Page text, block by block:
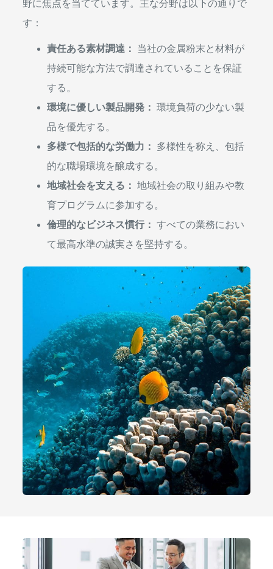
野に焦点を当てています。主な分野は以下の通りで
す：
責任ある素材調達：
当社の金属粉末と材料が
持続可能な方法で調達されていることを保証
する。
環境に優しい製品開発： 環境負荷の少ない製
品を優先する。
多様で包括的な労働力：
多様性を称え、包括
的な職場環境を醸成する。
地域社会を支える： 地域社会の取り組みや教
育プログラムに参加する。
倫理的なビジネス慣行： すべての業務におい
て最高水準の誠実さを堅持する。